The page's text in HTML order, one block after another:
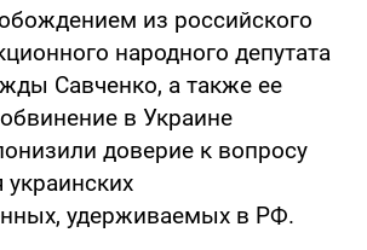
из российского
народного депутата
Савченко, а также ее
в Украине
доверие к вопросу
удерживаемых в РФ.